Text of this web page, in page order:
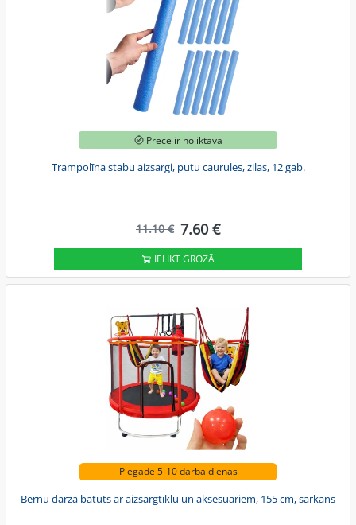
Prece ir noliktavā
Trampolīna stabu aizsargi, putu caurules, zilas, 12 gab.
11.10 € 7.60 €
IELIKT GROZĀ
Piegāde 5-10 darba dienas
Bērnu dārza batuts ar aizsargtīklu un aksesuāriem, 155 cm, sarkans